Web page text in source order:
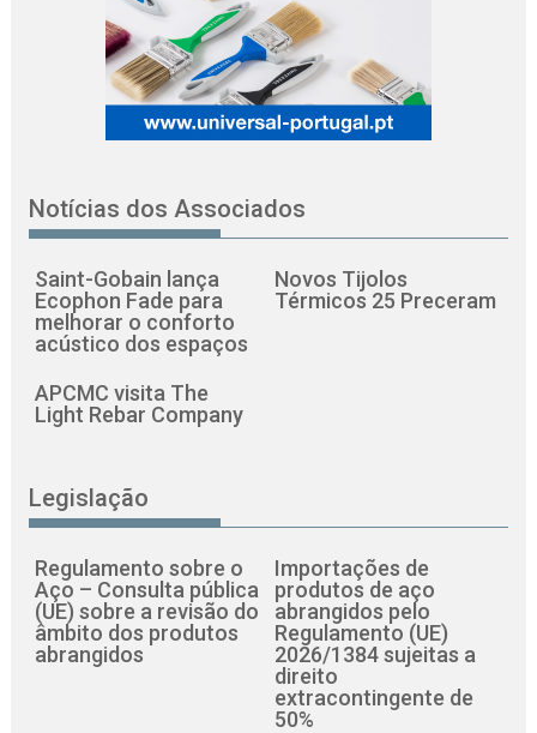
Notícias dos Associados
Saint-Gobain lança
Ecophon Fade para
melhorar o conforto
acústico dos espaços
Novos Tijolos
Térmicos 25 Preceram
APCMC visita The
Light Rebar Company
Legislação
Regulamento sobre o
Aço – Consulta pública
(UE) sobre a revisão do
âmbito dos produtos
abrangidos
Importações de
produtos de aço
abrangidos pelo
Regulamento (UE)
2026/1384 sujeitas a
direito
extracontingente de
50%